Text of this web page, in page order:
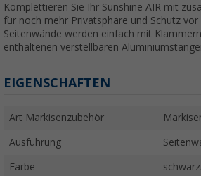
Komplettieren Sie Ihr Sunshine AIR mit
für noch mehr Privatsphäre und Schutz
Seitenwände werden einfach mit
enthaltenen verstellbaren
EIGENSCHAFTEN
Art Markisenzubehör
Ausführung
Farbe